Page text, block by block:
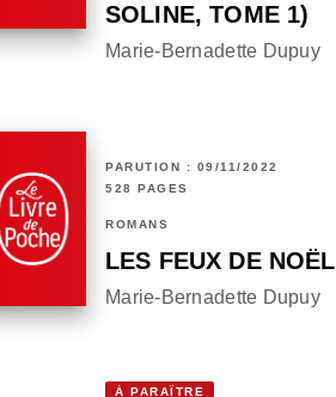
SOLINE, TOME 1)
Marie-Bernadette Dupuy
PARUTION : 09/11/2022
528 PAGES
ROMANS
LES FEUX DE NOËL
Marie-Bernadette Dupuy
À PARAÎTRE